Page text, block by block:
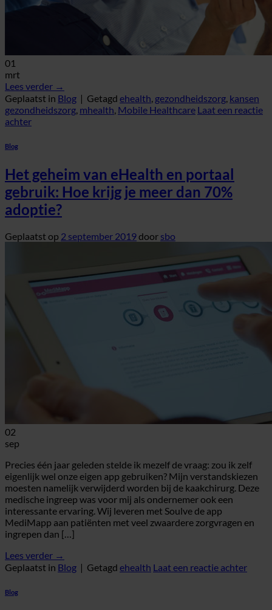
01
mrt
Lees verder →
Geplaatst in Blog | Getagd ehealth, gezondheidszorg, kansen
gezondheidszorg, mhealth, Mobile Healthcare Laat een reactie
achter
Blog
Het geheim van eHealth en portaal
gebruik: Hoe krijg je meer dan 70%
adoptie?
Geplaatst op 2 september 2019 door sbo
02
sep
Precies één jaar geleden stelde ik mezelf de vraag: zou ik zelf
eigenlijk wel onze eigen app gebruiken? Mijn verstandskiezen
moesten namelijk verwijderd worden bij de kaakchirurg. Deze
medische ingreep was voor mij als ondernemer ook een
interessante ervaring. Wij leveren met Soulve de app
MediMapp aan patiënten met veel zwaardere zorgvragen en
ingrepen dan […]
Lees verder →
Geplaatst in Blog | Getagd ehealth Laat een reactie achter
Blog